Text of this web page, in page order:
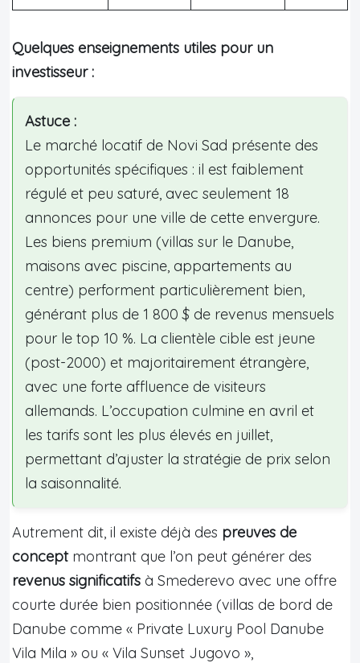
Quelques enseignements utiles pour un
investisseur :
Astuce :
Le marché locatif de Novi Sad présente des
opportunités spécifiques : il est faiblement
régulé et peu saturé, avec seulement 18
annonces pour une ville de cette envergure.
Les biens premium (villas sur le Danube,
maisons avec piscine, appartements au
centre) performent particulièrement bien,
générant plus de 1 800 $ de revenus mensuels
pour le top 10 %. La clientèle cible est jeune
(post-2000) et majoritairement étrangère,
avec une forte affluence de visiteurs
allemands. L’occupation culmine en avril et
les tarifs sont les plus élevés en juillet,
permettant d’ajuster la stratégie de prix selon
la saisonnalité.
Autrement dit, il existe déjà des preuves de
conceptmontrant que l’on peut générer des
revenus significatifs à Smederevo avec une offre
courte durée bien positionnée (villas de bord de
Danube comme « Private Luxury Pool Danube
Vila Mila » ou « Vila Sunset Jugovo »,